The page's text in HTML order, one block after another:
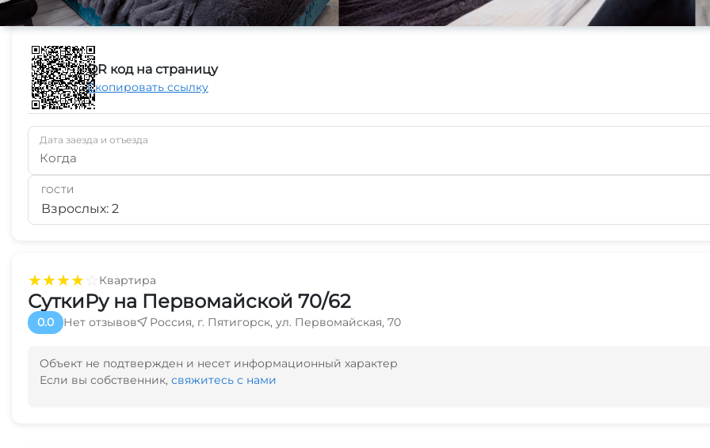
★★★★☆Квартира
СуткиРу на Первомайской 70/62
0.0 Нет отзывов Россия, г. Пятигорск, ул. Первомайская, 70
Объект не подтвержден и несет информационный характер
Если вы собственник, свяжитесь с нами
QR код на страницу
Скопировать ссылку
Дата заезда и отъезда
Когда
ГОСТИ
Взрослых: 2